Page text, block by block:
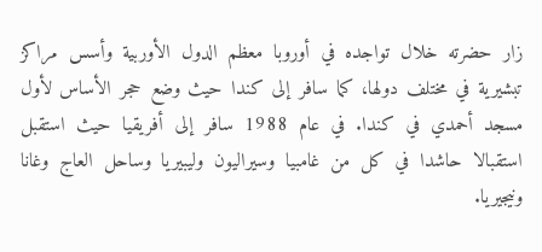
زار حضرته خلال تواجده في أوروبا معظم الدول الأوربية وأسس مراكز
تبشيرية في مختلف دولها، كما سافر إلى كندا حيث وضع حجر الأساس لأول
مسجد أحمدي في كندا. في عام 1988 سافر إلى أفريقيا حيث استقبل
استقبالا حاشدا في كل من غامبيا وسيراليون وليبيريا وساحل العاج وغانا
ونيجيريا.